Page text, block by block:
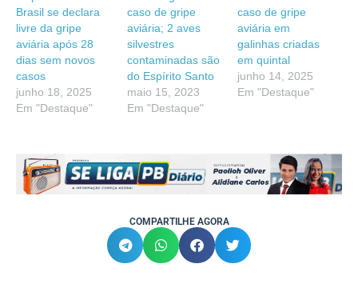
Brasil se declara
livre da gripe
aviária após 28
dias sem novos
casos
junho 18, 2025
Em "Destaque"
caso de gripe
aviária; 2 aves
silvestres
contaminadas são
do Espírito Santo
maio 15, 2023
Em "Destaque"
caso de gripe
aviária em
galinhas criadas
em quintal
junho 14, 2025
Em "Destaque"
COMPARTILHE AGORA